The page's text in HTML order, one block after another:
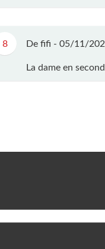
8 De fifi - 05/11/
La dame en